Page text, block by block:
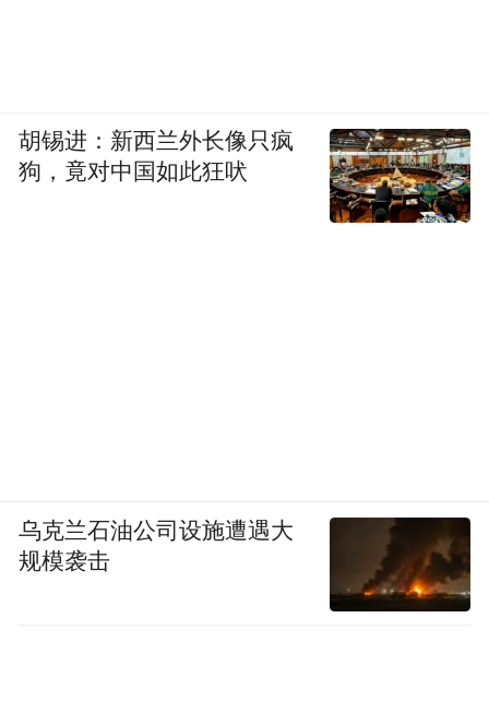
胡锡进：新西兰外长像只疯
狗，竟对中国如此狂吠
乌克兰石油公司设施遭遇大
规模袭击